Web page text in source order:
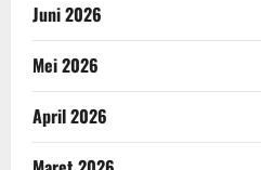
Juni 2026
Mei 2026
April 2026